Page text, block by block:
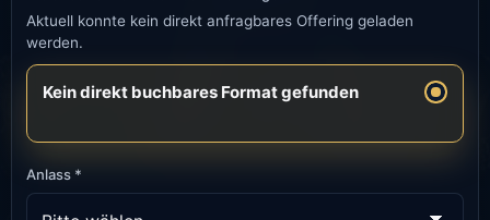
Aktuell konnte kein direkt anfragbares Offering geladen
werden.
Kein direkt buchbares Format gefunden
Anlass *